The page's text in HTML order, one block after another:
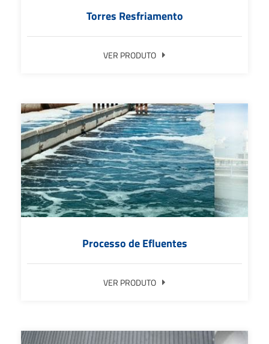
Torres Resfriamento
VER PRODUTO
Processo de Efluentes
VER PRODUTO